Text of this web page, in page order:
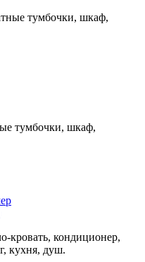
тумбочки, шкаф,
тумбочки, шкаф,
кровать, кондиционер,
кухня, душ.